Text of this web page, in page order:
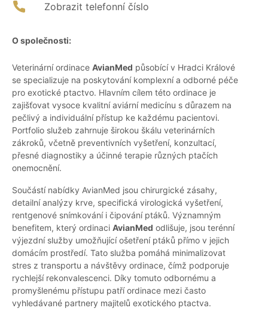
Zobrazit telefonní číslo
O společnosti:
Veterinární ordinace AvianMed působící v Hradci Králové
se specializuje na poskytování komplexní a odborné péče
pro exotické ptactvo. Hlavním cílem této ordinace je
zajišťovat vysoce kvalitní aviární medicínu s důrazem na
pečlivý a individuální přístup ke každému pacientovi.
Portfolio služeb zahrnuje širokou škálu veterinárních
zákroků, včetně preventivních vyšetření, konzultací,
přesné diagnostiky a účinné terapie různých ptačích
onemocnění.
Součástí nabídky AvianMed jsou chirurgické zásahy,
detailní analýzy krve, specifická virologická vyšetření,
rentgenové snímkování i čipování ptáků. Významným
benefitem, který ordinaci AvianMed odlišuje, jsou terénní
výjezdní služby umožňující ošetření ptáků přímo v jejich
domácím prostředí. Tato služba pomáhá minimalizovat
stres z transportu a návštěvy ordinace, čímž podporuje
rychlejší rekonvalescenci. Díky tomuto odbornému a
promyšlenému přístupu patří ordinace mezi často
vyhledávané partnery majitelů exotického ptactva.